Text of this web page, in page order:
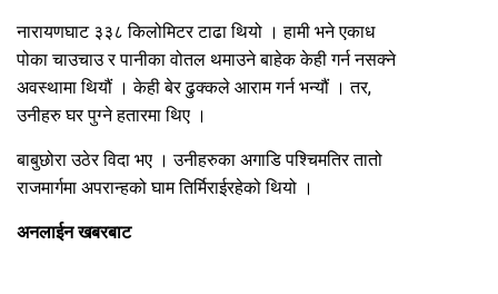
नारायणघाट ३३८ किलोमिटर टाढा थियो । हामी भने एकाध
पोका चाउचाउ र पानीका वोतल थमाउने बाहेक केही गर्न नसक्ने
अवस्थामा थियौं । केही बेर ढुक्कले आराम गर्न भन्यौं । तर,
उनीहरु घर पुग्ने हतारमा थिए ।
बाबुछोरा उठेर विदा भए । उनीहरुका अगाडि पश्चिमतिर तातो
राजमार्गमा अपरान्हको घाम तिर्मिराईरहेको थियो ।
अनलाईन खबरबाट